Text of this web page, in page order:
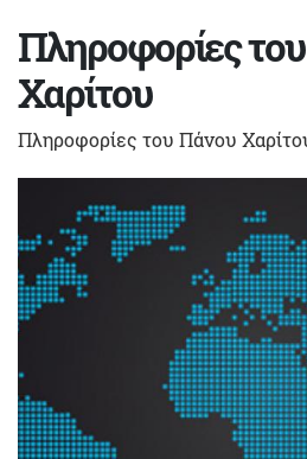
Πληροφορίες
Χαρίτου
Πληροφορίες του Πάνου